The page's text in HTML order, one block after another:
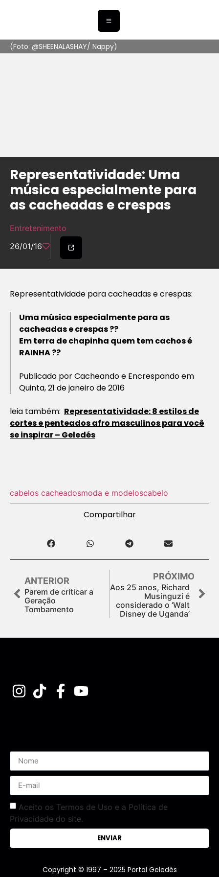
(Foto: @SHEENALASHAY/ Nappy)
Representatividade: Uma
música especialmente para
as cacheadas e crespas
Entretenimento
26/01/16
Representatividade para cacheadas e crespas:
Uma música especialmente para as
cacheadas e crespas ??
Em terra de chapinha quem tem cachos é
RAINHA ??
Publicado por Cacheando e Encrespando em
Quinta, 21 de janeiro de 2016
leia também: Representatividade: 8 estilos de
cortes e penteados afro masculinos para você
se inspirar – Geledés
cabelos cacheadosmoda e modeloscabelo
Compartilhar
ANTERIOR
Parem de criticar a
Geração
Tombamento
PRÓXIMO
Aos 25 anos, Richard
Musinguzi é
considerado o ‘Walt
Disney de Uganda’
Aceito os Termos de Uso e a Política de
Privacidade do site.
ENVIAR
Copyright © 1997 – 2025 Portal Geledés